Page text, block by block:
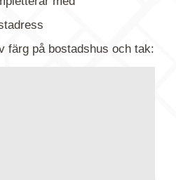
givetvis utan
färg på bostadshus och tak: